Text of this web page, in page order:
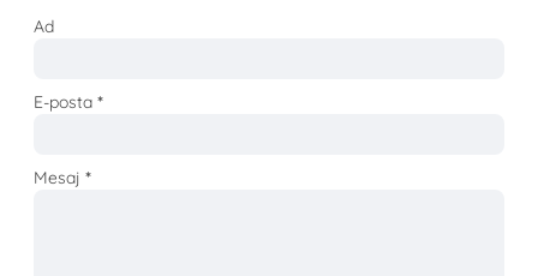
Ad
E-posta*
Mesaj*